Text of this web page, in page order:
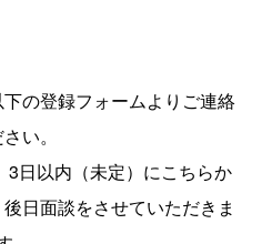
の登録フォームよりご連絡
い。
日以内（未定）にこちらか
日面談をさせていただきま